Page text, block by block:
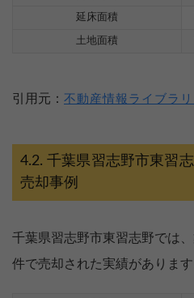
延床面積
土地面積
引用元： 不動産情報ライブラ
千葉県習志野市東習
売却事例
千葉県習志野市東習志野では
件で売却された実績があります